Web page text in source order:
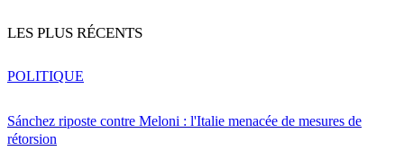
LES PLUS RÉCENTS
Sánchez riposte contre Meloni : l'Italie menacée de mesures de
rétorsion
POLITIQUE